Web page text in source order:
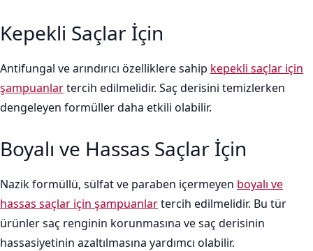
Kepekli Saçlar İçin
Antifungal ve arındırıcı özelliklere sahip kepekli saçlar için
şampuanlartercih edilmelidir. Saç derisini temizlerken
dengeleyen formüller daha etkili olabilir.
Boyalı ve Hassas Saçlar İçin
Nazik formüllü, sülfat ve paraben içermeyen boyalı ve
hassas saçlar için şampuanlartercih edilmelidir. Bu tür
ürünler saç renginin korunmasına ve saç derisinin
hassasiyetinin azaltılmasına yardımcı olabilir.